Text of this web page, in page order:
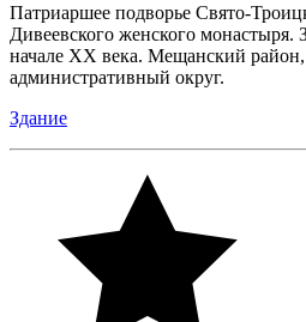
Патриаршее подворье Свято-
Дивеевского женского монастыря.
начале XX века. Мещанский
административный округ.
Здание